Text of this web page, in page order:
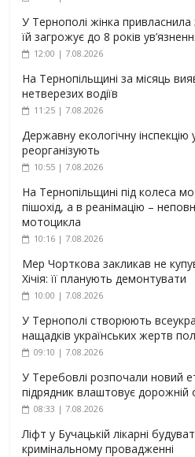
У Тернополі жінка привласнила
їй загрожує до 8 років
12:00 | 7.08.2026
На Тернопільщині за місяць
нетверезих водіїв
11:25 | 7.08.2026
Державну екологічну інспекцію
реорганізують
10:55 | 7.08.2026
На Тернопільщині під колеса
пішохід, а в реанімацію –
мотоцикла
10:16 | 7.08.2026
Мер Чорткова закликав не
Хічія: її планують демонтувати
10:00 | 7.08.2026
У Тернополі створюють
нащадків українських жертв
09:10 | 7.08.2026
У Теребовлі розпочали новий
підрядник влаштовує дорожній
08:33 | 7.08.2026
Ліфт у Бучацькій лікарні
кримінальному провадженні